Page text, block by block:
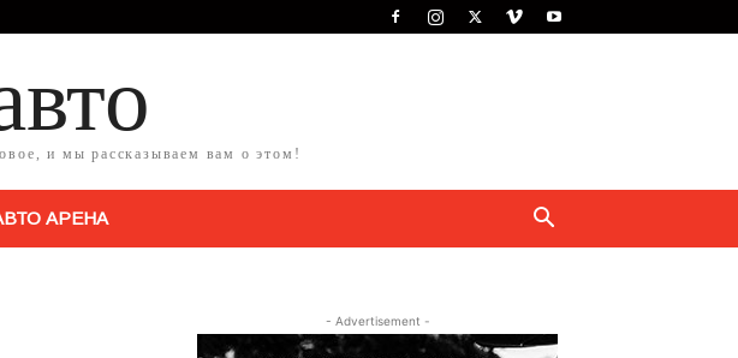
и мы рассказываем вам о этом!
АРЕНА
- Advertisement -